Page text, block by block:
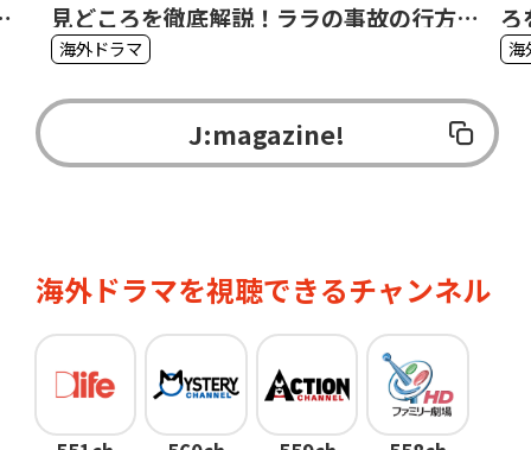
見どころを徹底解説！ララの事故の行方、
ダイアンとの恋――
海外ドラマ
ろ
理
海
J:magazine!
海外ドラマを視聴できるチャンネル